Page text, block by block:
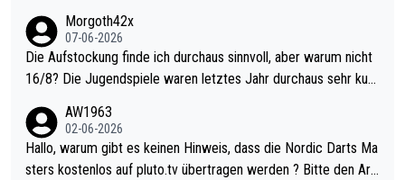
Morgoth42x
07-06-2026
Die Aufstockung finde ich durchaus sinnvoll, aber warum nicht
16/8? Die Jugendspiele waren letztes Jahr durchaus sehr kurz
Allerdings ist Mitchell Lawrie als Nummer 1 der Welt eh qualifi
ziert. Somit ändert die automatische Qualifikation des Weltmei
sters erstmal nichts. Ich denke sie wollen damit für nächstes J
AW1963
02-06-2026
Hallo, warum gibt es keinen Hinweis, dass die Nordic Darts Ma
sters kostenlos auf pluto.tv übertragen werden ? Bitte den Arti